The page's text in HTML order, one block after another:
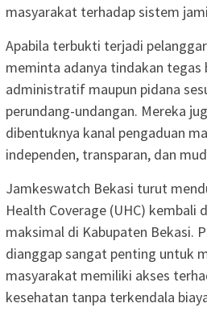
masyarakat terhadap sistem
Apabila terbukti terjadi
meminta adanya tindakan tegas
administratif maupun pidana
perundang-undangan. Mereka
dibentuknya kanal pengaduan
independen, transparan, dan
Jamkeswatch Bekasi turut
Health Coverage (UHC) kembali
maksimal di Kabupaten Bekasi.
dianggap sangat penting untuk
masyarakat memiliki akses
kesehatan tanpa terkendala